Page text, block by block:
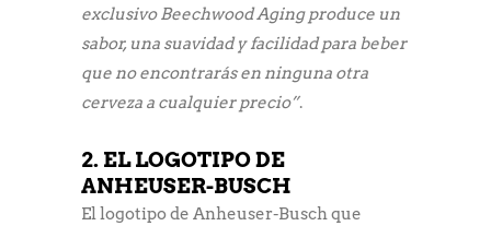
exclusivo Beechwood Aging produce un
sabor, una suavidad y facilidad para beber
que no encontrarás en ninguna otra
cerveza a cualquier precio”.
2. EL LOGOTIPO DE
ANHEUSER-BUSCH
El logotipo de Anheuser-Busch que